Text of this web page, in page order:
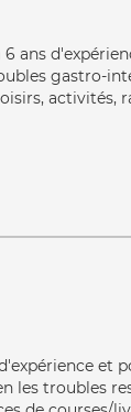
ans
gastro-
activités,
et
les troubles